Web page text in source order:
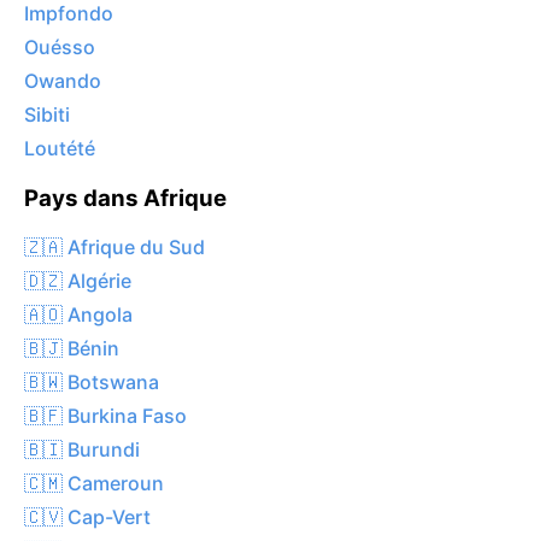
Impfondo
Ouésso
Owando
Sibiti
Loutété
Pays dans Afrique
🇿🇦 Afrique du Sud
🇩🇿 Algérie
🇦🇴 Angola
🇧🇯 Bénin
🇧🇼 Botswana
🇧🇫 Burkina Faso
🇧🇮 Burundi
🇨🇲 Cameroun
🇨🇻 Cap-Vert